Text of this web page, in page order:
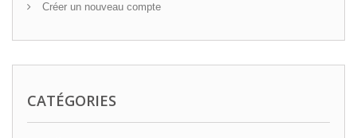
Créer un nouveau compte
CATÉGORIES